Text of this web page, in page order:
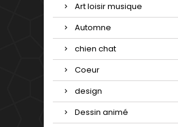
Art loisir musique
Automne
chien chat
Coeur
design
Dessin animé